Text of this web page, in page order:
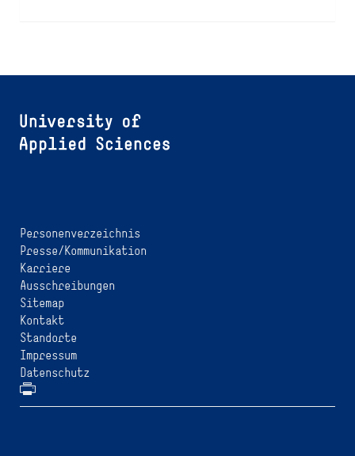
Personenverzeichnis
Presse/Kommunikation
Karriere
Ausschreibungen
Sitemap
Kontakt
Standorte
Impressum
Datenschutz